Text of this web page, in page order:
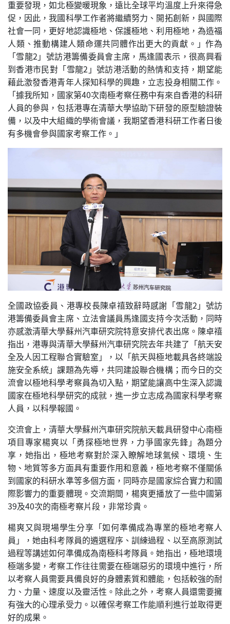
重要發現，如北極變暖現象，遠比全球平均溫度上升來得急
促，因此，我國科學工作者將繼續努力、開拓創新，與國際
社會一同，更好地認識極地、保護極地、利用極地，為造福
人類、推動構建人類命運共同體作出更大的貢獻。」作為
「雪龍2」號訪港籌備委員會主席，馬逢國表示，很高興看
到香港市民對「雪龍2」號訪港活動的熱情和支持，期望能
藉此激發香港青年人探知科學的興趣，立志投身相關工作。
「據我所知，國家第40次南極考察任務中有來自香港的科研
人員的參與，包括港專在清華大學協助下研發的原型驗證裝
備，以及中大組織的學術會議，我期望香港科研工作者日後
有多機會參與國家考察工作。」
全國政協委員、港專校長陳卓禧致辭時感謝「雪龍2」號訪
港籌備委員會主席、立法會議員馬逢國支持今次活動，同時
亦感激清華大學蘇州汽車研究院特意安排代表出席。陳卓禧
指出，港專與清華大學蘇州汽車研究院去年共建了「航天安
全及人因工程聯合實驗室」，以「航天與極地載具各終端設
施安全系統」課題為先導，共同建設聯合機構；而今日的交
流會以極地科學考察員為切入點，期望能讓高中生深入認識
國家在極地科學研究的成就，進一步立志成為國家科學考察
人員，以科學報國。
交流會上，清華大學蘇州汽車研究院航天載具研發中心南極
項目專家楊爽以「勇探極地世界，力爭國家先鋒」為題分
享，她指出，極地考察對於深入瞭解地球氣候、環境、生
物、地質等多方面具有重要作用和意義，極地考察不僅關係
到國家的科研水準等多個方面，同時亦是國家綜合實力和國
際影響力的重要體現。交流期間，楊爽更播放了一些中國第
39及40次的南極考察片段，非常珍貴。
楊爽又與現場學生分享「如何準備成為專業的極地考察人
員」，她由科考隊員的遴選程序、訓練過程、以至高原測試
過程等講述如何準備成為南極科考隊員。她指出，極地環境
極端多變，考察工作往往需要在極端惡劣的環境中進行，所
以考察人員需要具備良好的身體素質和體能，包括較強的耐
力、力量、速度以及靈活性。除此之外，考察人員還需要擁
有強大的心理承受力。以確保考察工作能順利進行並取得更
好的成果。